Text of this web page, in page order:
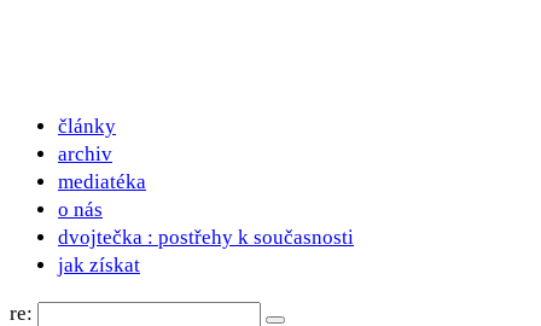
články
archiv
mediatéka
o nás
dvojtečka : postřehy k současnosti
jak získat
re: